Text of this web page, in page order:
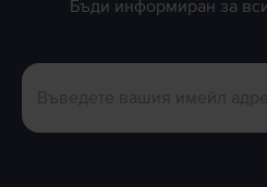
Бъди информиран за